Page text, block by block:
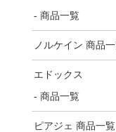
- 商品一覧
ノルケイン 商品
エドックス
- 商品一覧
ピアジェ 商品一覧